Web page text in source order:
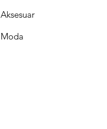
Aksesuar
Moda